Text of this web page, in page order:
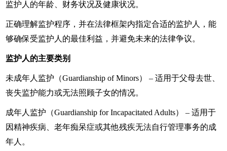
监护人的年龄、财务状况及健康状况。
正确理解监护程序，并在法律框架内指定合适的监护人，能
够确保受监护人的最佳利益，并避免未来的法律争议。
监护人的主要类别
未成年人监护（Guardianship of Minors） – 适用于父母去世、
丧失监护能力或无法照顾子女的情况。
成年人监护（Guardianship for Incapacitated Adults） – 适用于
因精神疾病、老年痴呆症或其他残疾无法自行管理事务的成
年人。